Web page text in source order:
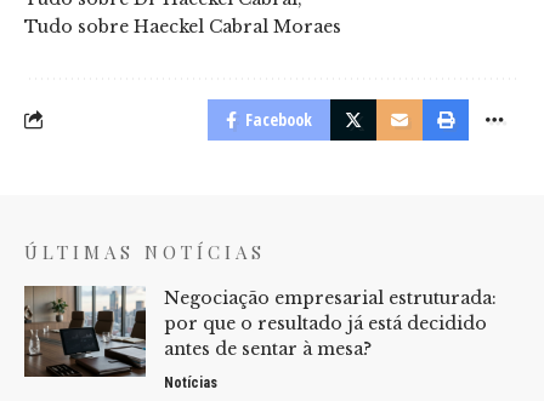
Tudo sobre Haeckel Cabral Moraes
Facebook
ÚLTIMAS NOTÍCIAS
Negociação empresarial estruturada:
por que o resultado já está decidido
antes de sentar à mesa?
Notícias